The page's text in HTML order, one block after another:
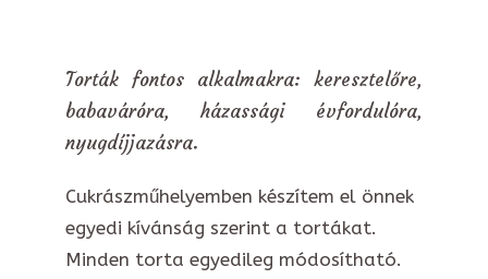
Torták fontos alkalmakra: keresztelőre,
babaváróra, házassági évfordulóra,
nyugdíjjazásra.
Cukrászműhelyemben készítem el önnek
egyedi kívánság szerint a tortákat.
Minden torta egyedileg módosítható.